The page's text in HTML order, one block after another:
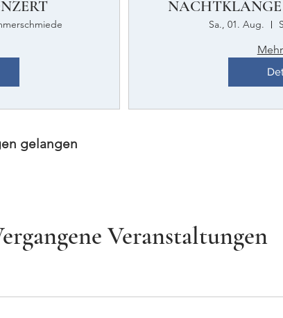
NACHTKLÄNGE
Sa., 01. Aug.
gelangen
Veranstaltungen